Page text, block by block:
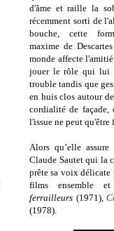
d'âme et raille la
récemment sorti de
bouche, cette
maxime de
monde affecte
jouer le rôle qui lui
trouble tandis que
en huis clos autour
cordialité de façade,
l'issue ne peut qu'être
Alors qu’elle
Claude Sautet qui la
prête sa voix
films ensemble
ferrailleurs (1971),
(1978).